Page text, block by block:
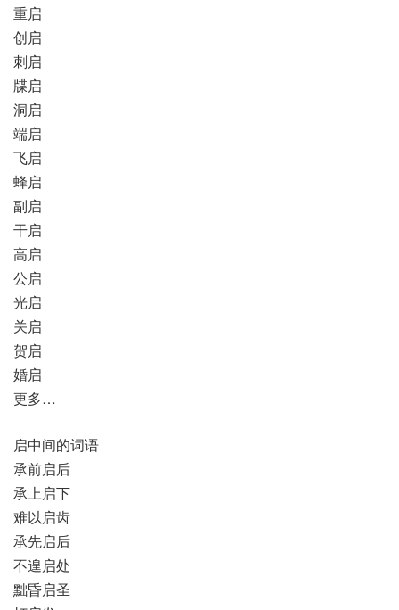
重启
创启
刺启
牒启
洞启
端启
飞启
蜂启
副启
干启
高启
公启
光启
关启
贺启
婚启
更多…
启中间的词语
承前启后
承上启下
难以启齿
承先启后
不遑启处
黜昏启圣